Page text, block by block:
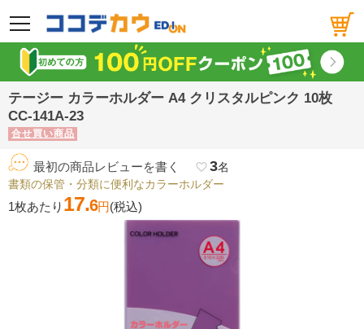
メニュー
テージー カラーホルダー A4 クリスタルピンク 10枚
CC-141A-23
合せ買い商品
最初の商品レビューを書く favorite_border3名
書類の保管・分類に便利なカラーホルダー
1枚あたり 17.6円(税込)